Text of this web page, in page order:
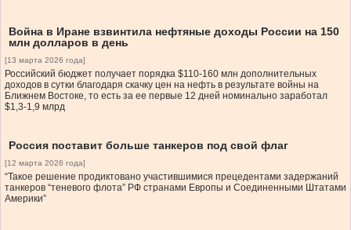
Война в Иране взвинтила нефтяные доходы России на 150
млн долларов в день
[13 марта 2026 года]
Российский бюджет получает порядка $110-160 млн дополнительных
доходов в сутки благодаря скачку цен на нефть в результате войны на
Ближнем Востоке, то есть за ее первые 12 дней номинально заработал
$1,3-1,9 млрд
Россия поставит больше танкеров под свой флаг
[12 марта 2026 года]
“Такое решение продиктовано участившимися прецедентами задержаний
танкеров “теневого флота” РФ странами Европы и Соединенными Штатами
Америки”